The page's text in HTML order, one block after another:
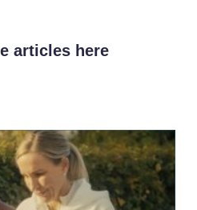
articles here